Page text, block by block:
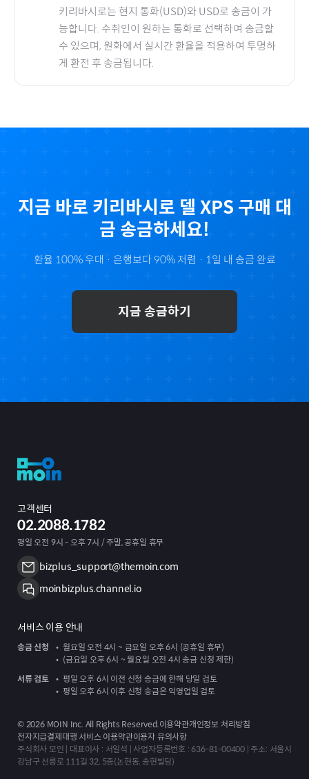
키리바시로는 현지 통화(USD)와 USD로 송금이 가
능합니다. 수취인이 원하는 통화로 선택하여 송금할
수 있으며, 원화에서 실시간 환율을 적용하여 투명하
게 환전 후 송금됩니다.
지금 바로 키리바시 로 델 XPS구매 대
금 송금하세요!
환율 100% 우대 · 은행보다 90% 저렴 · 1일 내 송금 완료
지금 송금하기
고객센터
02.2088.1782
평일 오전 9시 - 오후 7시 / 주말, 공휴일 휴무
bizplus_support@themoin.com
moinbizplus.channel.io
서비스 이용 안내
송금 신청
월요일 오전 4시 ~ 금요일 오후 6시 (공휴일 휴무)
(금요일 오후 6시 ~ 월요일 오전 4시 송금 신청 제한)
서류 검토
평일 오후 6시 이전 신청 송금에 한해 당일 검토
평일 오후 6시 이후 신청 송금은 익영업일 검토
© 2026MOIN Inc. All Rights Reserved.이용약관개인정보 처리방침
전자지급결제대행 서비스 이용약관이용자 유의사항
주식회사 모인 | 대표이사 : 서일석 | 사업자등록번호 : 636-81-00400 | 주소: 서울시
강남구 선릉로 111길 32, 5층(논현동, 송현빌딩)